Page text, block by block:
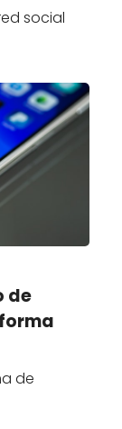
social
de
de